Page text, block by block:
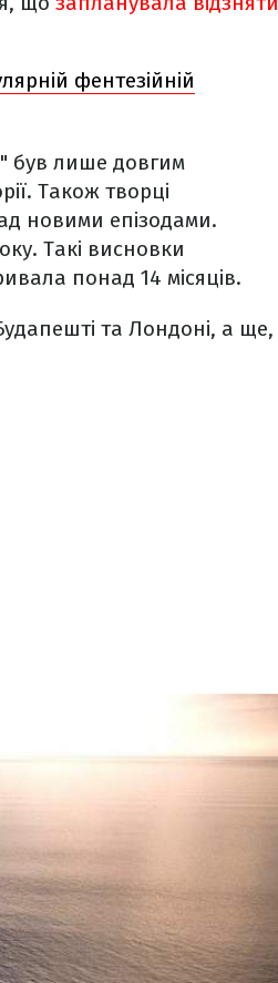
фентезійній
був лише довгим
Також творці
новими епізодами.
Такі висновки
понад 14 місяців.
та Лондоні, а ще,